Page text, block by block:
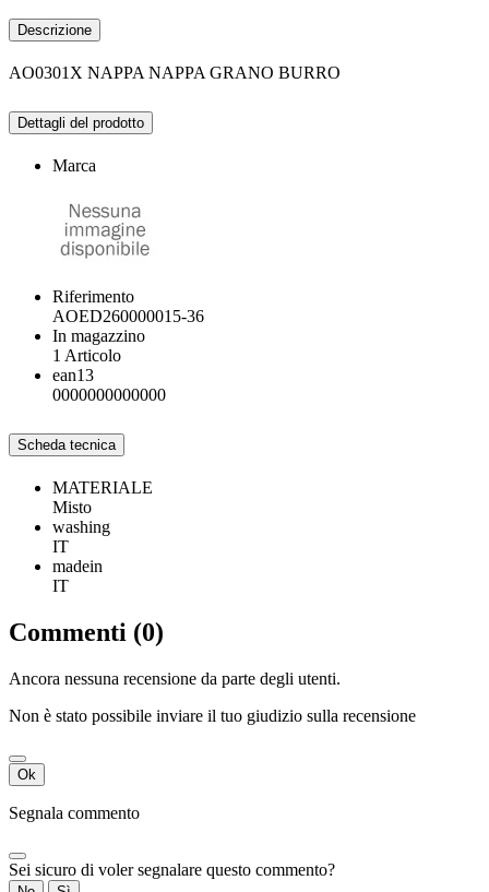
Descrizione
AO0301X NAPPA NAPPA GRANO BURRO
Dettagli del prodotto
Marca
Riferimento
AOED260000015-36
In magazzino
1 Articolo
ean13
0000000000000
Scheda tecnica
MATERIALE
Misto
washing
IT
madein
IT
Commenti (0)
Ancora nessuna recensione da parte degli utenti.
Non è stato possibile inviare il tuo giudizio sulla recensione
Ok
Segnala commento
Sei sicuro di voler segnalare questo commento?